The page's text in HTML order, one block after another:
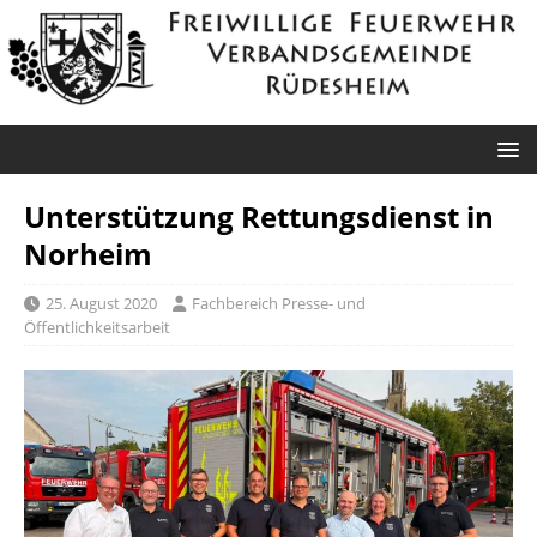
Unterstützung Rettungsdienst in
Norheim
25. August 2020
Fachbereich Presse- und
Öffentlichkeitsarbeit